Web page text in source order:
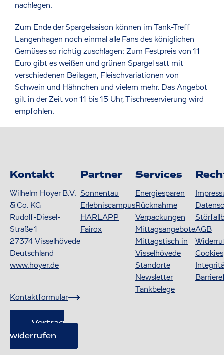
nachlegen.
Zum Ende der Spargelsaison können im Tank-Treff
Langenhagen noch einmal alle Fans des königlichen
Gemüses so richtig zuschlagen: Zum Festpreis von 11
Euro gibt es weißen und grünen Spargel satt mit
verschiedenen Beilagen, Fleischvariationen von
Schwein und Hähnchen und vielem mehr. Das Angebot
gilt in der Zeit von 11 bis 15 Uhr, Tischreservierung wird
empfohlen.
Kontakt
Wilhelm Hoyer B.V.
& Co. KG
Rudolf-Diesel-
Straße 1
27374Visselhövede
Deutschland
www.hoyer.de
Kontaktformular
Vertrag
widerrufen
Partner
Sonnentau
Erlebniscampus
HARLAPP
Fairox
Services
Energiesparen
Rücknahme
Verpackungen
Mittagsangebote
Mittagstisch in
Visselhövede
Standorte
Newsletter
Tankbelege
AGB
Cookies